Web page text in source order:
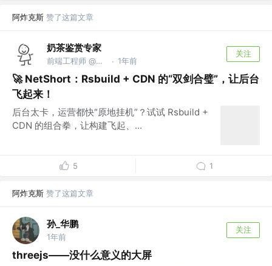
阿炸克斯 赞了这篇文章
奶茶鉴赏专家
前端工程师 @Netshort · 1年前
关注
🚀 NetShort：Rsbuild + CDN 的“双剑合璧”，让后台
飞起来！
后台太卡，运营都快“原地挂机”？试试 Rsbuild +
CDN 的组合拳，让构建飞起、...
5 1
阿炸克斯 赞了这篇文章
孙_华鹏
1年前
关注
threejs——没什么意义的大屏